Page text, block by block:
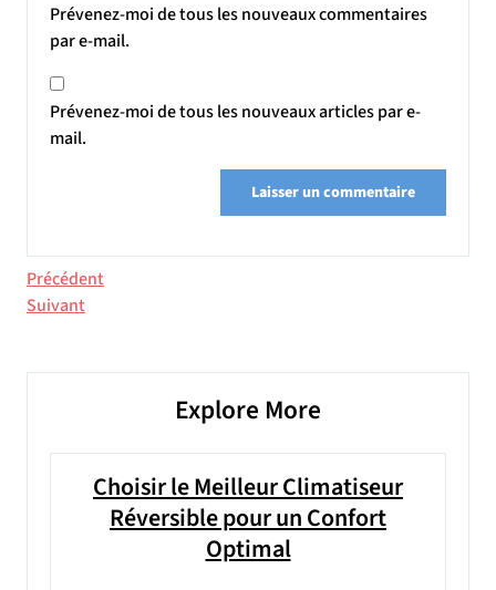
Prévenez-moi de tous les nouveaux commentaires
par e-mail.
Prévenez-moi de tous les nouveaux articles par e-
mail.
Navigation
de
Article
précédent
Précédent
Article
Suivant
Explore More
Choisir le Meilleur Climatiseur
Réversible pour un Confort
Optimal